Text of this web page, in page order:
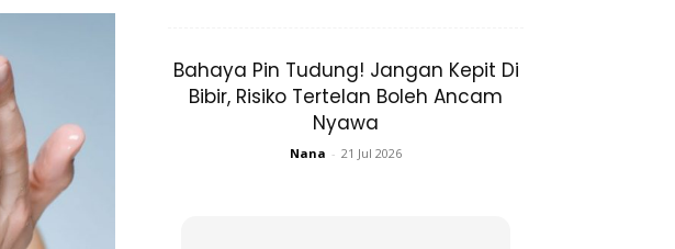
Bahaya Pin Tudung! Jangan Kepit Di
Bibir, Risiko Tertelan Boleh Ancam
Nyawa
Nana - 21 Jul 2026